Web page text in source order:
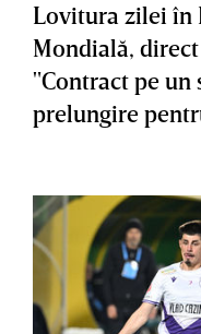
Lovitura zilei în
Mondială,
"Contract pe un
prelungire